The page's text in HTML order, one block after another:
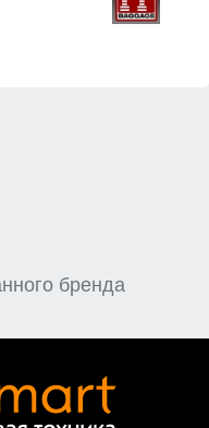
бренда